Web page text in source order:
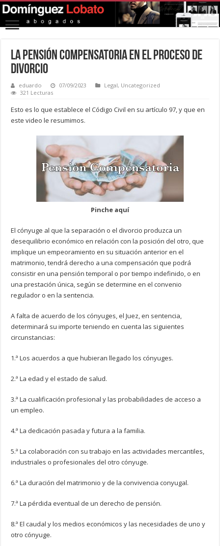
La pensión compensatoria en el proceso de
divorcio
eduardo 07/09/2023 Legal, Uncategorized
321 Lecturas
Esto es lo que establece el Código Civil en su artículo 97, y que en
este video le resumimos.
Pinche aquí
El cónyuge al que la separación o el divorcio produzca un
desequilibrio económico en relación con la posición del otro, que
implique un empeoramiento en su situación anterior en el
matrimonio, tendrá derecho a una compensación que podrá
consistir en una pensión temporal o por tiempo indefinido, o en
una prestación única, según se determine en el convenio
regulador o en la sentencia.
A falta de acuerdo de los cónyuges, el Juez, en sentencia,
determinará su importe teniendo en cuenta las siguientes
circunstancias:
1.ª Los acuerdos a que hubieran llegado los cónyuges.
2.ª La edad y el estado de salud.
3.ª La cualificación profesional y las probabilidades de acceso a
un empleo.
4.ª La dedicación pasada y futura a la familia.
5.ª La colaboración con su trabajo en las actividades mercantiles,
industriales o profesionales del otro cónyuge.
6.ª La duración del matrimonio y de la convivencia conyugal.
7.ª La pérdida eventual de un derecho de pensión.
8.ª El caudal y los medios económicos y las necesidades de uno y
otro cónyuge.